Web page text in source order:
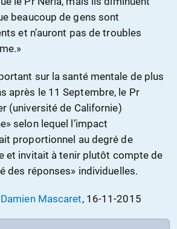
beaucoup de gens sont
et n’auront pas de troubles
sur la santé mentale de plus
après le 11 Septembre, le Pr
(université de Californie)
selon lequel l’impact
proportionnel au degré de
et invitait à tenir plutôt compte de
des réponses» individuelles.
Mascaret, 16-11-2015